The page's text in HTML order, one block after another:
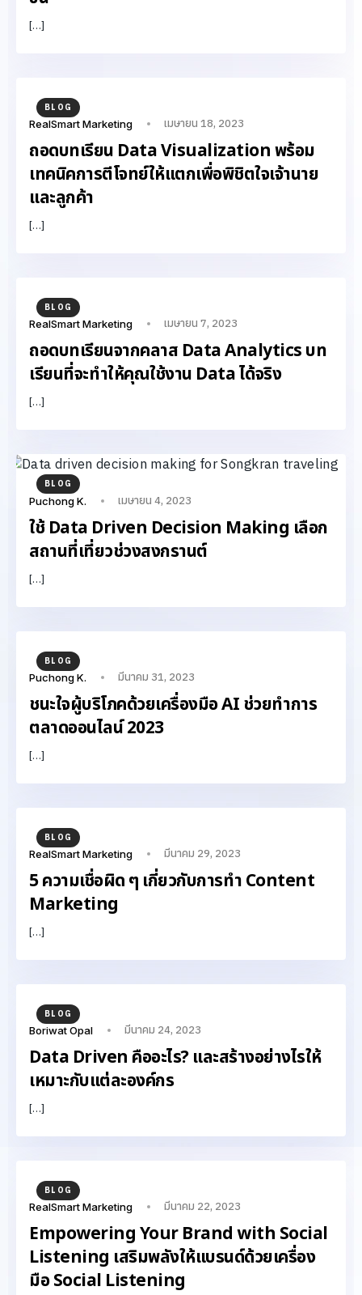
[…]
BLOG
RealSmart Marketing เมษายน 18, 2023
ถอดบทเรียน Data Visualization พร้อม
เทคนิคการตีโจทย์ให้แตกเพื่อพิชิตใจเจ้านาย
และลูกค้า
[…]
BLOG
RealSmart Marketing เมษายน 7, 2023
ถอดบทเรียนจากคลาส Data Analytics บท
เรียนที่จะทำให้คุณใช้งาน Data ได้จริง
[…]
BLOG
Puchong K. เมษายน 4, 2023
ใช้ Data Driven Decision Making เลือก
สถานที่เที่ยวช่วงสงกรานต์
[…]
BLOG
Puchong K. มีนาคม 31, 2023
ชนะใจผู้บริโภคด้วยเครื่องมือ AI ช่วยทำการ
ตลาดออนไลน์ 2023
[…]
BLOG
RealSmart Marketing มีนาคม 29, 2023
5 ความเชื่อผิด ๆ เกี่ยวกับการทำ Content
Marketing
[…]
BLOG
Boriwat Opal มีนาคม 24, 2023
Data Driven คืออะไร? และสร้างอย่างไรให้
เหมาะกับแต่ละองค์กร
[…]
BLOG
RealSmart Marketing มีนาคม 22, 2023
Empowering Your Brand with Social
Listening เสริมพลังให้แบรนด์ด้วยเครื่อง
มือ Social Listening